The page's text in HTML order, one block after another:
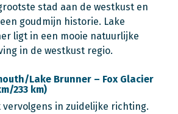
stad aan de westkust en
goudmijn historie. Lake
ligt in een mooie natuurlijke
in de westkust regio.
Lake Brunner – Fox Glacier
233 km)
vervolgens in zuidelijke richting.